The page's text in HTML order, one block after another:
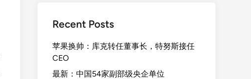
Recent Posts
苹果换帅：库克转任董事长，特努斯接任
CEO
最新：中国54家副部级央企单位